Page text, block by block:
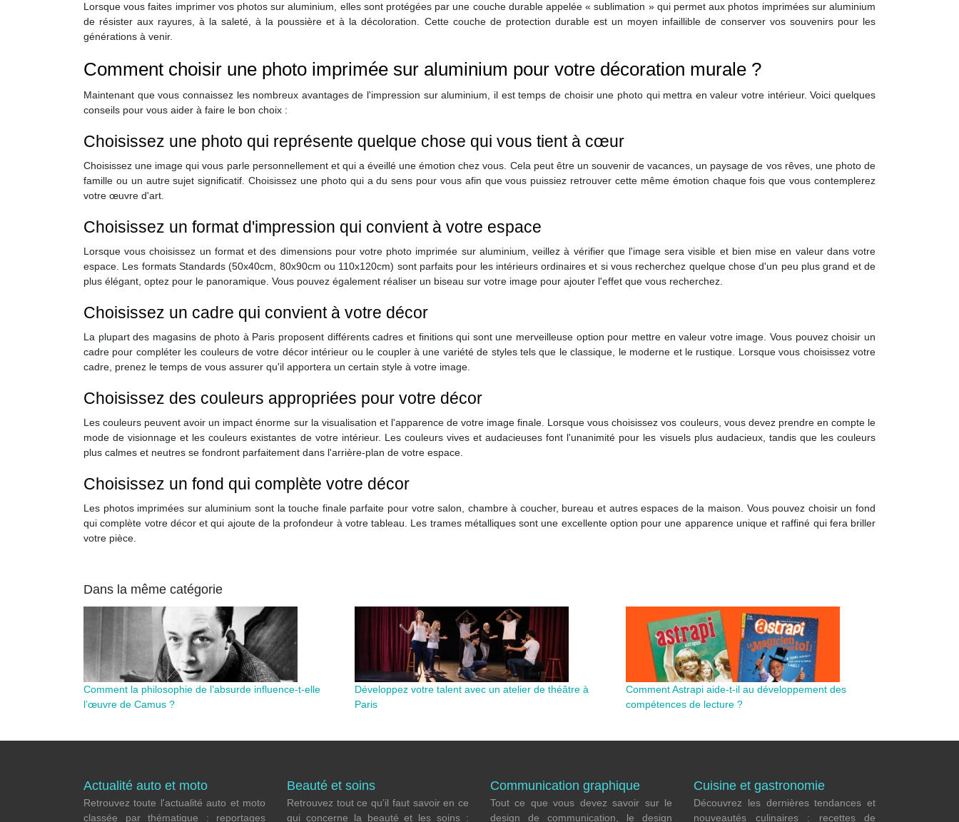
Lorsque vous faites imprimer vos photos sur aluminium, elles sont protégées par une couche durable appelée « sublimation » qui permet aux photos imprimées sur aluminium
de résister aux rayures, à la saleté, à la poussière et à la décoloration. Cette couche de protection durable est un moyen infaillible de conserver vos souvenirs pour les
générations à venir.
Comment choisir une photo imprimée sur aluminium pour votre décoration murale ?
Maintenant que vous connaissez les nombreux avantages de l'impression sur aluminium, il est temps de choisir une photo qui mettra en valeur votre intérieur. Voici quelques
conseils pour vous aider à faire le bon choix :
Choisissez une photo qui représente quelque chose qui vous tient à cœur
Choisissez une image qui vous parle personnellement et qui a éveillé une émotion chez vous. Cela peut être un souvenir de vacances, un paysage de vos rêves, une photo de
famille ou un autre sujet significatif. Choisissez une photo qui a du sens pour vous afin que vous puissiez retrouver cette même émotion chaque fois que vous contemplerez
votre œuvre d'art.
Choisissez un format d'impression qui convient à votre espace
Lorsque vous choisissez un format et des dimensions pour votre photo imprimée sur aluminium, veillez à vérifier que l'image sera visible et bien mise en valeur dans votre
espace. Les formats Standards (50x40cm, 80x90cm ou 110x120cm) sont parfaits pour les intérieurs ordinaires et si vous recherchez quelque chose d'un peu plus grand et de
plus élégant, optez pour le panoramique. Vous pouvez également réaliser un biseau sur votre image pour ajouter l'effet que vous recherchez.
Choisissez un cadre qui convient à votre décor
La plupart des magasins de photo à Paris proposent différents cadres et finitions qui sont une merveilleuse option pour mettre en valeur votre image. Vous pouvez choisir un
cadre pour compléter les couleurs de votre décor intérieur ou le coupler à une variété de styles tels que le classique, le moderne et le rustique. Lorsque vous choisissez votre
cadre, prenez le temps de vous assurer qu'il apportera un certain style à votre image.
Choisissez des couleurs appropriées pour votre décor
Les couleurs peuvent avoir un impact énorme sur la visualisation et l'apparence de votre image finale. Lorsque vous choisissez vos couleurs, vous devez prendre en compte le
mode de visionnage et les couleurs existantes de votre intérieur. Les couleurs vives et audacieuses font l'unanimité pour les visuels plus audacieux, tandis que les couleurs
plus calmes et neutres se fondront parfaitement dans l'arrière-plan de votre espace.
Choisissez un fond qui complète votre décor
Les photos imprimées sur aluminium sont la touche finale parfaite pour votre salon, chambre à coucher, bureau et autres espaces de la maison. Vous pouvez choisir un fond
qui complète votre décor et qui ajoute de la profondeur à votre tableau. Les trames métalliques sont une excellente option pour une apparence unique et raffiné qui fera briller
votre pièce.
Dans la même catégorie
Comment la philosophie de l’absurde influence-t-elle
l’œuvre de Camus ?
Développez votre talent avec un atelier de théâtre à
Paris
Comment Astrapi aide-t-il au développement des
compétences de lecture ?
Actualité auto et moto
Retrouvez toute l'actualité auto et moto
classée par thématique : reportages
Beauté et soins
Retrouvez tout ce qu’il faut savoir en ce
qui concerne la beauté et les soins :
Communication graphique
Tout ce que vous devez savoir sur le
design de communication, le design
Cuisine et gastronomie
Découvrez les dernières tendances et
nouveautés culinaires : recettes de